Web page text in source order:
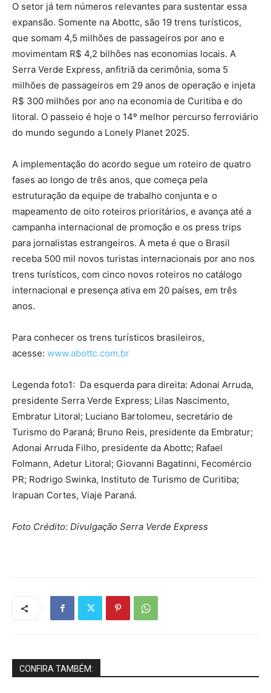
O setor já tem números relevantes para sustentar essa
expansão. Somente na Abottc, são 19 trens turísticos,
que somam 4,5 milhões de passageiros por ano e
movimentam R$ 4,2 bilhões nas economias locais. A
Serra Verde Express, anfitriã da cerimônia, soma 5
milhões de passageiros em 29 anos de operação e injeta
R$ 300 milhões por ano na economia de Curitiba e do
litoral. O passeio é hoje o 14º melhor percurso ferroviário
do mundo segundo a Lonely Planet 2025.
A implementação do acordo segue um roteiro de quatro
fases ao longo de três anos, que começa pela
estruturação da equipe de trabalho conjunta e o
mapeamento de oito roteiros prioritários, e avança até a
campanha internacional de promoção e os press trips
para jornalistas estrangeiros. A meta é que o Brasil
receba 500 mil novos turistas internacionais por ano nos
trens turísticos, com cinco novos roteiros no catálogo
internacional e presença ativa em 20 países, em três
anos.
Para conhecer os trens turísticos brasileiros,
acesse: www.abottc.com.br
Legenda foto1: Da esquerda para direita: Adonai Arruda,
presidente Serra Verde Express; Lilas Nascimento,
Embratur Litoral; Luciano Bartolomeu, secretário de
Turismo do Paraná; Bruno Reis, presidente da Embratur;
Adonai Arruda Filho, presidente da Abottc; Rafael
Folmann, Adetur Litoral; Giovanni Bagatinni, Fecomércio
PR; Rodrigo Swinka, Instituto de Turismo de Curitiba;
Irapuan Cortes, Viaje Paraná.
Foto Crédito: Divulgação Serra Verde Express
CONFIRA TAMBÉM: